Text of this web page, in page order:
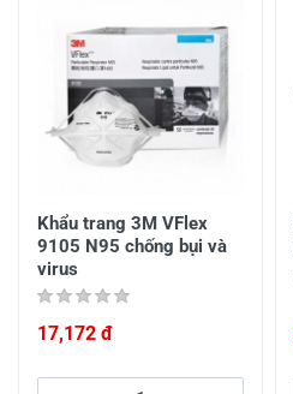
Khẩu trang 3M VFlex
9105 N95 chống bụi và
virus
17,172 đ